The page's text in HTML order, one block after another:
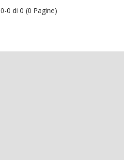
0 di 0 (0 Pagine)